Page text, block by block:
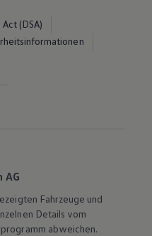
(DSA)
AG
Fahrzeuge und
Details vom
abweichen.